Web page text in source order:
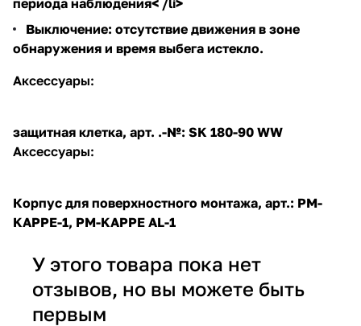
Выключение: отсутствие движения в зоне
обнаружения и время выбега истекло.
Аксессуары:
защитная клетка, арт. .-№: SK 180-90 WW
Аксессуары:
Корпус для поверхностного монтажа, арт.: PM-
KAPPE-1, PM-KAPPE AL-1
У этого товара пока нет
отзывов, но вы можете быть
первым